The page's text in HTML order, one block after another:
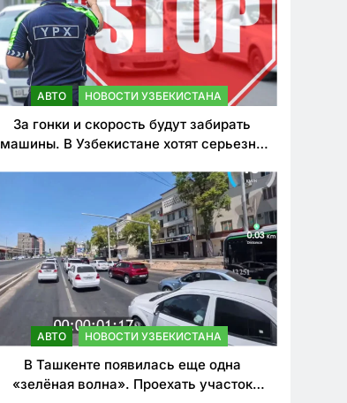
АВТО НОВОСТИ УЗБЕКИСТАНА
За гонки и скорость будут забирать
машины. В Узбекистане хотят серьезно
АВТО НОВОСТИ УЗБЕКИСТАНА
В Ташкенте появилась еще одна
«зелёная волна». Проехать участок